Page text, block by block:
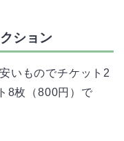
ション
いものでチケット2
8枚（800円）で